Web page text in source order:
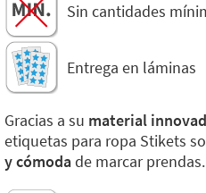
Sin cantidades
Entrega en láminas
Gracias a su material
etiquetas para ropa Stikets
y cómodade marcar prendas.